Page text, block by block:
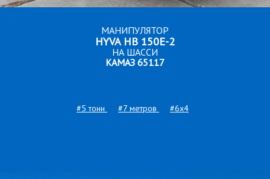
МАНИПУЛЯТОР
HYVA HB 150E-2
НА ШАССИ
КАМАЗ 65117
#5 тонн #7 метров #6x4